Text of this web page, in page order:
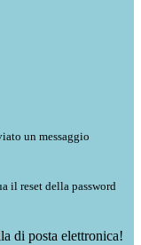
un messaggio
il reset della password
di posta elettronica!